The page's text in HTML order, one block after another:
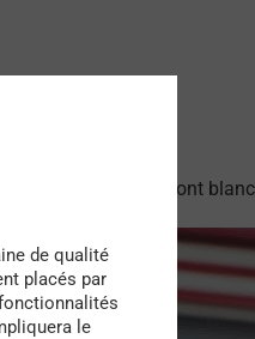
qui eux, sont
de qualité
placés par
le